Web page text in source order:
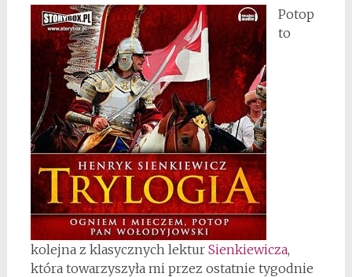
Potop
to
kolejna z klasycznych lektur Sienkiewicza,
która towarzyszyła mi przez ostatnie tygodnie